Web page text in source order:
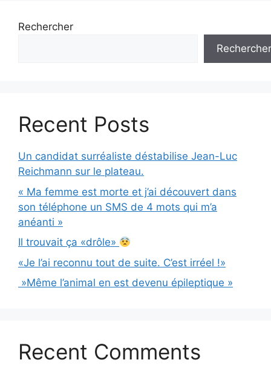
Rechercher
Rechercher
Recent Posts
Un candidat surréaliste déstabilise Jean-Luc
Reichmann sur le plateau.
« Ma femme est morte et j’ai découvert dans
son téléphone un SMS de 4 mots qui m’a
anéanti »
Il trouvait ça «drôle»
«Je l’ai reconnu tout de suite. C’est irréel !»
»Même l’animal en est devenu épileptique »
Recent Comments